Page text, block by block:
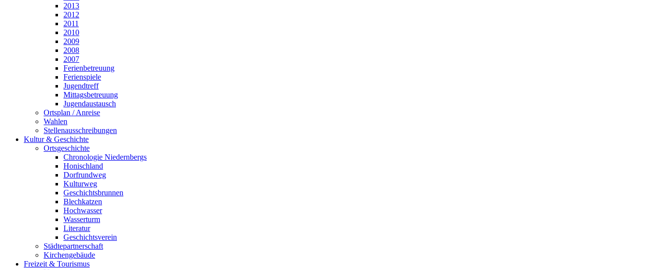
2013
2012
2011
2010
2009
2008
2007
Ferienbetreuung
Ferienspiele
Jugendtreff
Mittagsbetreuung
Jugendaustausch
Ortsplan / Anreise
Wahlen
Stellenausschreibungen
Kultur & Geschichte
Ortsgeschichte
Chronologie Niedernbergs
Honischland
Dorfrundweg
Kulturweg
Geschichtsbrunnen
Blechkatzen
Hochwasser
Wasserturm
Literatur
Geschichtsverein
Städtepartnerschaft
Kirchengebäude
Freizeit & Tourismus